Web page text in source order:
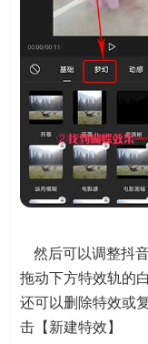
然后可以调整抖
拖动下方特效轨的
还可以删除特效或
击【新建特效】